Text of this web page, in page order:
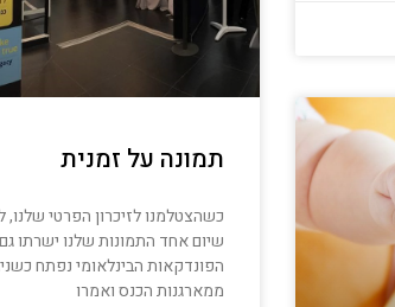
תמונה על זמנית
כשהצטלמנו לזיכרון הפרטי שלנו,
שיום אחד התמונות שלנו ישרתו
הפונדקאות הבינלאומי נפתח
ממארגנות הכנס ואמרו